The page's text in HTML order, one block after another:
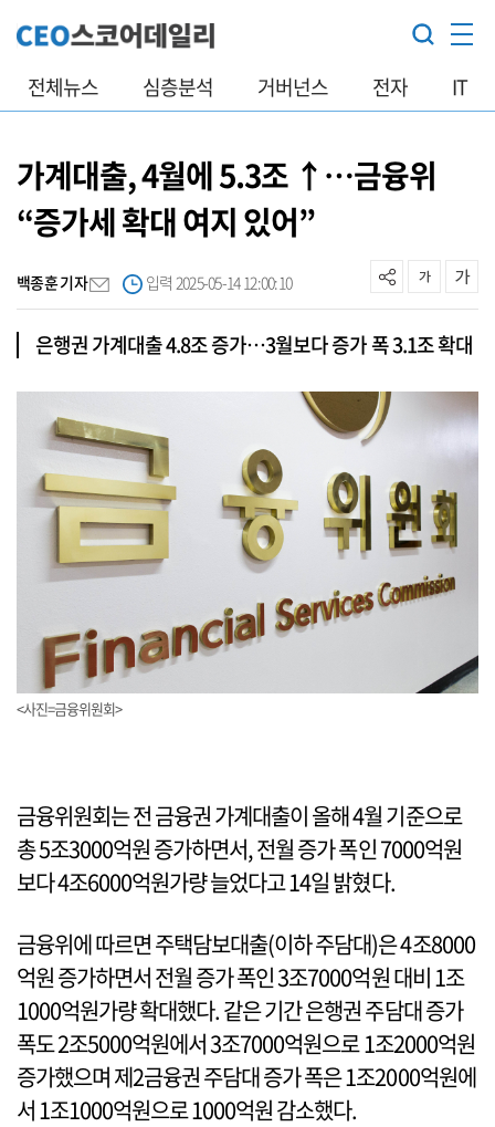
전체뉴스 심층분석 거버넌스 전자 IT
가계대출, 4월에 5.3조 ↑…금융위
“증가세 확대 여지 있어”
백종훈 기자 입력 2025-05-14 12:00:10
은행권 가계대출 4.8조 증가…3월보다 증가 폭 3.1조 확대
<사진=금융위원회>
금융위원회는 전 금융권 가계대출이 올해 4월 기준으로
총 5조3000억원 증가하면서, 전월 증가 폭인 7000억원
보다 4조6000억원가량 늘었다고 14일 밝혔다.
금융위에 따르면 주택담보대출(이하 주담대)은 4조8000
억원 증가하면서 전월 증가 폭인 3조7000억원 대비 1조
1000억원가량 확대했다. 같은 기간 은행권 주담대 증가
폭도 2조5000억원에서 3조7000억원으로 1조2000억원
증가했으며 제2금융권 주담대 증가 폭은 1조2000억원에
서 1조1000억원으로 1000억원 감소했다.